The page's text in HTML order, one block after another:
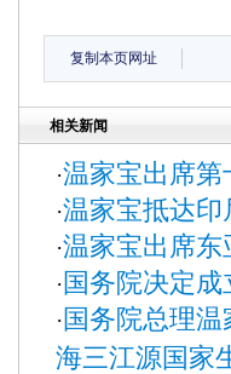
复制本页网址
相关新闻
·温家宝出席
·温家宝抵达
·温家宝出席
·国务院决定
·国务院总理
海三江源国家